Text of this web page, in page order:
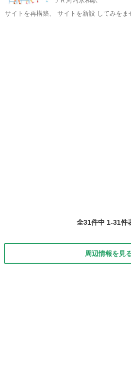
サイトを再構築、 サイトを新設 してみをま
全31件中 1-31件
周辺情報を見